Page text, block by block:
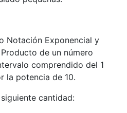
Notación Exponencial y
de un número
comprendido del 1
la potencia de 10.
siguiente cantidad: